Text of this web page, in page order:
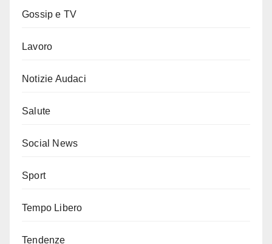
Gossip e TV
Lavoro
Notizie Audaci
Salute
Social News
Sport
Tempo Libero
Tendenze